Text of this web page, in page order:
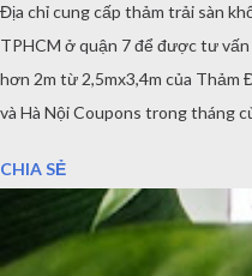
Địa chỉ cung cấp thảm trải sàn
TPHCM ở quận 7 để được tư
hơn 2m từ 2,5mx3,4m của Thảm
và Hà Nội Coupons trong tháng
CHIA SẺ